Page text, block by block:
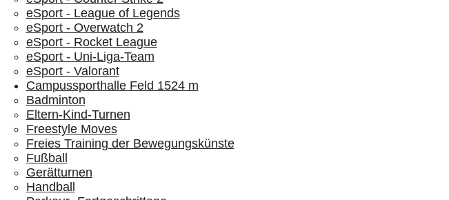
eSport - League of Legends
eSport - Overwatch 2
eSport - Rocket League
eSport - Uni-Liga-Team
eSport - Valorant
Campussporthalle Feld 1524 m
Badminton
Eltern-Kind-Turnen
Freestyle Moves
Freies Training der Bewegungskünste
Fußball
Gerätturnen
Handball